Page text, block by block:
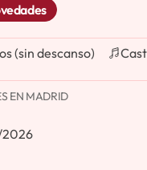
(sin descanso)
EN MADRID
2026